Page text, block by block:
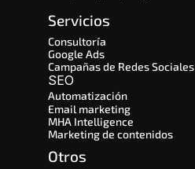
Servicios
Consultoría
Google Ads
Campañas de Redes Sociales
Automatización
Email marketing
MHA Intelligence
Marketing de contenidos
Otros